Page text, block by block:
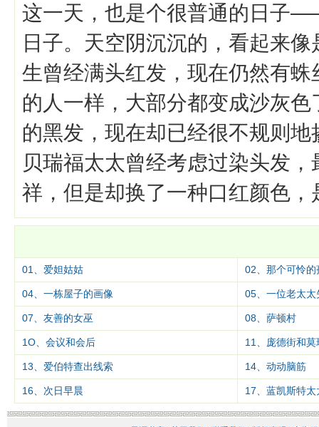
这一天，也是个很普通的日子
日子。天空阴沉沉的，看起来
生曾经满头红发，现在仍然有
的人一样，大部分都变成沙灰
的黑发，现在却已经很不规则
贝瑞福太太曾经考虑过染头发
祥，但是却换了一种口红颜色
01、爱妲姑姑 02、那个可怜
04、一栋屋子的画像 05、一位老太太
07、友善的女巫 08、萨顿村
1O、会议和会后 11、庞德街和莫
13、爱伯特查出线索 14、动动脑筋
16、次日早晨 17、蓝凯斯特太